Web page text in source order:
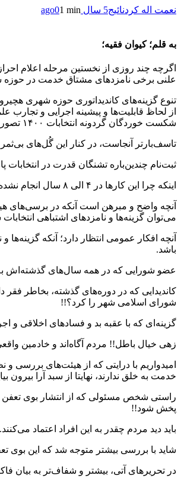
نعمت اله کردنائیج5 سال ago 01 min
به قلم؛ کیوان فقیه؛
اگرچه چند روزی از نخستین مرحله اعلام
علنی برخی نامزدهای مشتاق خدمت در
تنوع گزینه‌های کاندیداتوری حوزه شهری
از لحاظ قابلیت‌ها و پیشینه اجرایی و
شکست خوردگان گردونه انتخابات ۱۴۰۰ تصور کرد؛ پیشاپیش نشست‌های تقسیم کرسی و ارائه وعده‌های خارج از دایره اختیارات و وظایف شوراها را در توهمات خویش کلید زده‌اند!!
تاسف‌بارتر آنجاست، در کنار این گُل‌های
ثبت‌نام چندین‌باره تشنگان قدرت در
اینکه چرا این کارها در ۴ الی ۸ سال انجام نشده است؟
آنچه واضح و مبرهن است آنکه در برسی‌های
می‌توان گزینه‌ها و نامزدهای اشتباهی
آنچه افکار عمومی انتظار دارد؛ آنکه
باشد.
عضو شورایی که در همه سال‌های گذشته‌اش
کاندیدایی که در دوره‌های گذشته، بخاطر
شورای اسلامی شهر را کرد؟!!
گزینه‌ای که با عقبه بد و فسادهای اخلاقی و
زهی خیال باطل!! مردم آگاه‌اند و خادمین
امیدواریم با درایتی که از هیئت‌های بررسی
خدمت به خلق ندارند، نهایتا از سبد آرا بیرون
راستی شخص مسئولی که از انتشار بوی
پخش شود!!
باید دید مردم چقدر به این افراد اعتماد می‌کنند.
شاید با بررسی بیشتر متوجه شد که این بوی
در تحریرهای آتی، بیشتر و شفاف‌تر به بیان